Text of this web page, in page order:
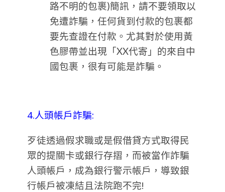
路不明的包裹)簡訊，請不要領取以
免遭詐騙，任何貨到付款的包裹都
要先查證在付款。尤其對於使用黃
色膠帶並出現「XX代寄」的來自中
國包裹，很有可能是詐騙。
4.人頭帳戶詐騙:
歹徒透過假求職或是假借貸方式取得民
眾的提關卡或銀行存摺，而被當作詐騙
人頭帳戶，成為銀行警示帳戶，導致銀
行帳戶被凍結且法院跑不完!